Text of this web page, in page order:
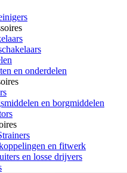
en onderdelen
en borgmiddelen
en fitwerk
en losse drijvers